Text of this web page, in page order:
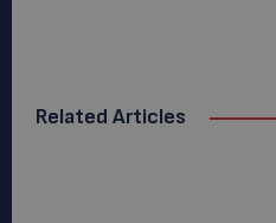
Related Articles